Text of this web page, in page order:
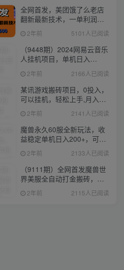
全网首发，美团饿了么老店
翻新最新技术，一单利润
300-600
2年前 5101人已阅读
（9448期）2024网易云音乐
人挂机项目，单机日入
150+，无脑月入5000+
2年前 2166人已阅读
某讯游戏搬砖项目，0投入，
可以挂机，轻松上手,月入
3000+上不封顶
2年前 2141人已阅读
魔兽永久60服全新玩法，收
益稳定单机日入200+，可以
多开矩阵操作。
2年前 2133人已阅读
（9111期）全网首发魔兽世
界美服全自动打金搬砖，日
入1000+，简单好操作，保
姆级教学
2年前 2115人已阅读